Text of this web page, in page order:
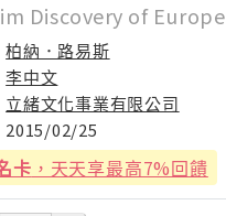
Discovery of Europe
柏納．路易斯
李中文
立緒文化事業有限公司
2015/02/25
卡 ，天天享最高7%回饋